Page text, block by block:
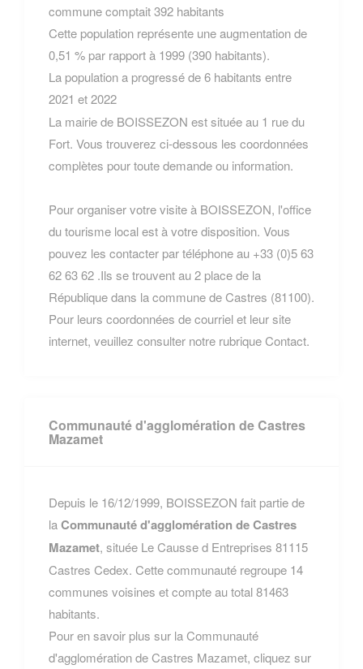
commune comptait 392 habitants
Cette population représente une augmentation de
0,51 % par rapport à 1999 (390 habitants).
La population a progressé de 6 habitants entre
2021 et 2022
La mairie de BOISSEZON est située au 1 rue du
Fort. Vous trouverez ci-dessous les coordonnées
complètes pour toute demande ou information.
Pour organiser votre visite à BOISSEZON, l'office
du tourisme local est à votre disposition. Vous
pouvez les contacter par téléphone au +33 (0)5 63
62 63 62 .Ils se trouvent au 2 place de la
République dans la commune de Castres (81100).
Pour leurs coordonnées de courriel et leur site
internet, veuillez consulter notre rubrique Contact.
Communauté d'agglomération de Castres
Mazamet
Depuis le 16/12/1999, BOISSEZON fait partie de
laCommunauté d'agglomération de Castres
Mazamet, située Le Causse d Entreprises 81115
Castres Cedex. Cette communauté regroupe 14
communes voisines et compte au total 81463
habitants.
Pour en savoir plus sur la Communauté
d'agglomération de Castres Mazamet, cliquez sur